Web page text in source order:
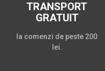
TRANSPORT
GRATUIT
la comenzi de peste 200
lei.